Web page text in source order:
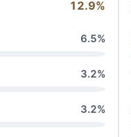
12.9%
6.5%
3.2%
3.2%